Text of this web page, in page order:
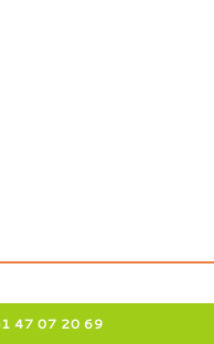
47 07 20 69